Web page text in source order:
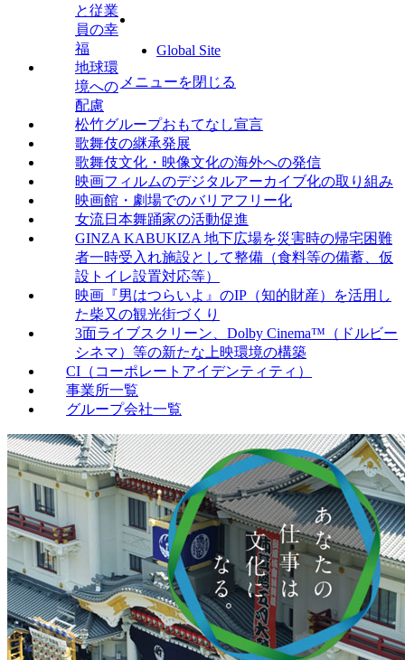
Global Site
メニューを閉じる
と従業
員の幸
福
地球環
境への
配慮
松竹グループおもてなし宣言
歌舞伎の継承発展
歌舞伎文化・映像文化の海外への発信
映画フィルムのデジタルアーカイブ化の取り組み
映画館・劇場でのバリアフリー化
女流日本舞踊家の活動促進
GINZA KABUKIZA 地下広場を災害時の帰宅困難
者一時受入れ施設として整備（食料等の備蓄、仮
設トイレ設置対応等）
映画『男はつらいよ』のIP（知的財産）を活用し
た柴又の観光街づくり
3面ライブスクリーン、Dolby Cinema™（ドルビー
シネマ）等の新たな上映環境の構築
CI（コーポレートアイデンティティ）
事業所一覧
グループ会社一覧